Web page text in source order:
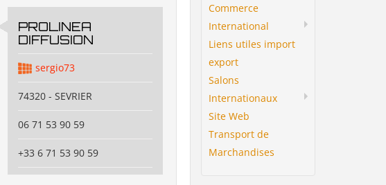
PROLINEA
DIFFUSION
sergio73
74320 - SEVRIER
06 71 53 90 59
+33 6 71 53 90 59
Commerce
International
Liens utiles import
export
Salons
Internationaux
Site Web
Transport de
Marchandises